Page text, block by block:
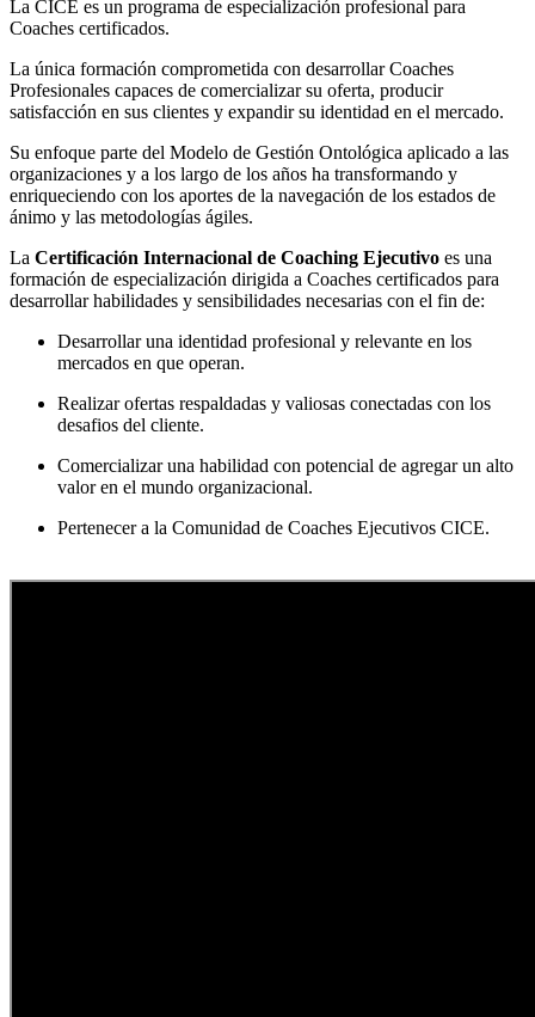
La CICE es un programa de especialización profesional para
Coaches certificados.
La única formación comprometida con desarrollar Coaches
Profesionales capaces de comercializar su oferta, producir
satisfacción en sus clientes y expandir su identidad en el mercado.
Su enfoque parte del Modelo de Gestión Ontológica aplicado a las
organizaciones y a los largo de los años ha transformando y
enriqueciendo con los aportes de la navegación de los estados de
ánimo y las metodologías ágiles.
La Certificación Internacional de Coaching Ejecutivo es una
formación de especialización dirigida a Coaches certificados para
desarrollar habilidades y sensibilidades necesarias con el fin de:
Desarrollar una identidad profesional y relevante en los
mercados en que operan.
Realizar ofertas respaldadas y valiosas conectadas con los
desafios del cliente.
Comercializar una habilidad con potencial de agregar un alto
valor en el mundo organizacional.
Pertenecer a la Comunidad de Coaches Ejecutivos CICE.